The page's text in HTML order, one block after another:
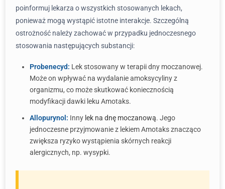
poinformuj lekarza o wszystkich stosowanych lekach,
ponieważ mogą wystąpić istotne interakcje. Szczególną
ostrożność należy zachować w przypadku jednoczesnego
stosowania następujących substancji:
Probenecyd: Lek stosowany w terapii dny moczanowej.
Może on wpływać na wydalanie amoksycyliny z
organizmu, co może skutkować koniecznością
modyfikacji dawki leku Amotaks.
Allopurynol: Inny lek na dnę moczanową. Jego
jednoczesne przyjmowanie z lekiem Amotaks znacząco
zwiększa ryzyko wystąpienia skórnych reakcji
alergicznych, np. wysypki.